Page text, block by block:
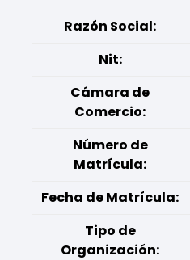
Razón Social:
Nit:
Cámara de
Comercio:
Número de
Matrícula:
Fecha de Matrícula:
Tipo de
Organización: